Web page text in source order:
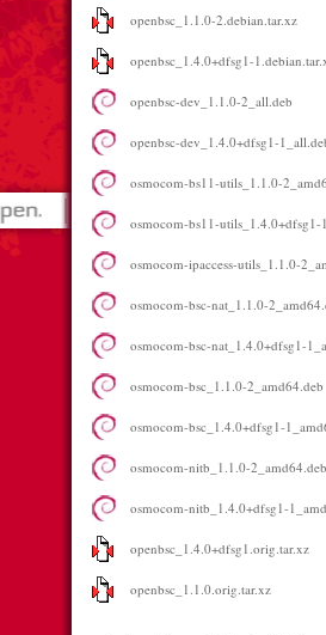
openbsc_1.1.0-2.debian.tar.xz
openbsc_1.4.0+dfsg1-
openbsc-dev_1.1.0-2_all.deb
openbsc-dev_1.4.0+dfsg1-
osmocom-bs11-utils_1.1.0-
osmocom-bs11-utils_1.4.0+dfsg1-
osmocom-ipaccess-utils_1.1.0-
osmocom-bsc-nat_1.1.0-
osmocom-bsc-nat_1.4.0+dfsg1-
osmocom-bsc_1.1.0-2_amd64.deb
osmocom-bsc_1.4.0+dfsg1-
osmocom-nitb_1.1.0-2_amd64.deb
osmocom-nitb_1.4.0+dfsg1-
openbsc_1.4.0+dfsg1.orig.tar.xz
openbsc_1.1.0.orig.tar.xz